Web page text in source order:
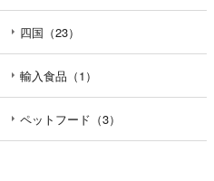
四国（23）
輸入食品（1）
ペットフード（3）